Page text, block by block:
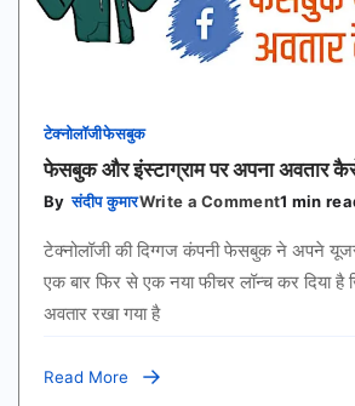
टेक्नोलॉजीफेसबुक
फेसबुक और इंस्टाग्राम पर अपना अवतार
By संदीप कुमारWrite a Commenton
और
इंस्टाग्राम
पर
1 min
टेक्नोलॉजी की दिग्गज कंपनी फेसबुक ने अपने
एक बार फिर से एक नया फीचर लॉन्च कर दिया
अवतार रखा गया है
Read More